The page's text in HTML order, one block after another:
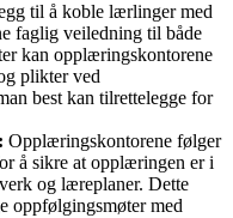
til å koble lærlinger med
faglig veiledning til både
kan opplæringskontorene
plikter ved
best kan tilrettelegge for
Opplæringskontorene følger
å sikre at opplæringen er i
og læreplaner. Dette
oppfølgingsmøter med